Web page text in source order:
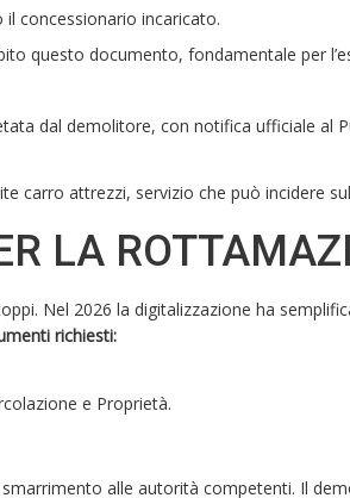
il concessionario incaricato.
questo documento, fondamentale per
dal demolitore, con notifica ufficiale al
carro attrezzi, servizio che può incidere
LA
Nel 2026 la digitalizzazione ha
richiesti:
e Proprietà.
alle autorità competenti. Il